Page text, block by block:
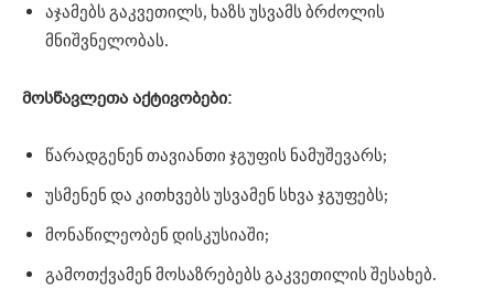
აჯამებს გაკვეთილს, ხაზს უსვამს ბრძოლის
მნიშვნელობას.
მოსწავლეთა აქტივობები:
წარადგენენ თავიანთი ჯგუფის ნამუშევარს;
უსმენენ და კითხვებს უსვამენ სხვა ჯგუფებს;
მონაწილეობენ დისკუსიაში;
გამოთქვამენ მოსაზრებებს გაკვეთილის შესახებ.